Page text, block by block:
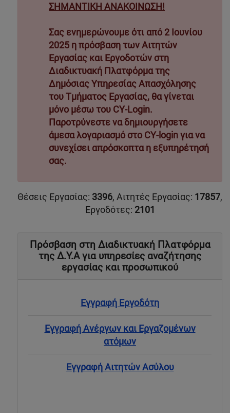
ΣΗΜΑΝΤΙΚΗ ΑΝΑΚΟΙΝΩΣΗ!
Σας ενημερώνουμε ότι από 2 Ιουνίου
2025 η πρόσβαση των Αιτητών
Εργασίας και Εργοδοτών στη
Διαδικτυακή Πλατφόρμα της
Δημόσιας Υπηρεσίας Απασχόλησης
του Τμήματος Εργασίας, θα γίνεται
μόνο μέσω του CY-Login.
Παροτρύνεστε να δημιουργήσετε
άμεσα λογαριασμό στο CY-login για να
συνεχίσει απρόσκοπτα η εξυπηρέτησή
σας.
Θέσεις Εργασίας: 3396, Αιτητές Εργασίας: 17857,
Εργοδότες: 2101
Πρόσβαση στη Διαδικτυακή Πλατφόρμα
της Δ.Υ.Α για υπηρεσίες αναζήτησης
εργασίας και προσωπικού
Εγγραφή Εργοδότη
Εγγραφή Ανέργων και Εργαζομένων
ατόμων
Εγγραφή Αιτητών Ασύλου